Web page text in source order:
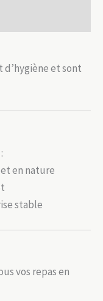
et sont
en nature
stable
vos repas en